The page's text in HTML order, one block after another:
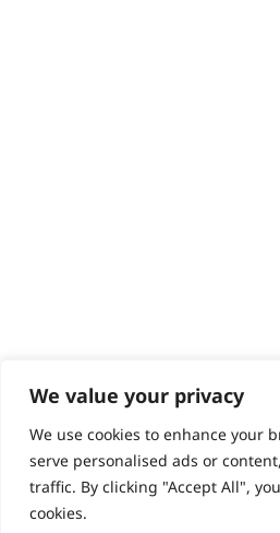
We value your privacy
We use cookies to enhance your
serve personalised ads or
traffic. By clicking "Accept All",
cookies.